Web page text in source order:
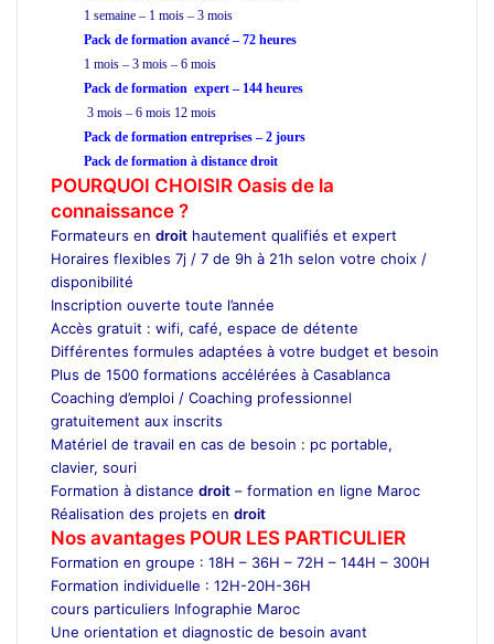
1 semaine – 1 mois – 3 mois
Pack de formation avancé – 72 heures
1 mois – 3 mois – 6 mois
Pack de formation expert – 144 heures
3 mois – 6 mois 12 mois
Pack de formation entreprises – 2 jours
Pack de formation à distance droit
POURQUOI CHOISIR Oasis de la
connaissance ?
Formateurs en droit hautement qualifiés et expert
Horaires flexibles 7j / 7 de 9h à 21h selon votre choix /
disponibilité
Inscription ouverte toute l’année
Accès gratuit : wifi, café, espace de détente
Différentes formules adaptées à votre budget et besoin
Plus de 1500 formations accélérées à Casablanca
Coaching d’emploi / Coaching professionnel
gratuitement aux inscrits
Matériel de travail en cas de besoin : pc portable,
clavier, souri
Formation à distance droit – formation en ligne Maroc
Réalisation des projets en droit
Nos avantages POUR LES PARTICULIER
Formation en groupe : 18H – 36H – 72H – 144H – 300H
Formation individuelle : 12H-20H-36H
cours particuliers Infographie Maroc
Une orientation et diagnostic de besoin avant